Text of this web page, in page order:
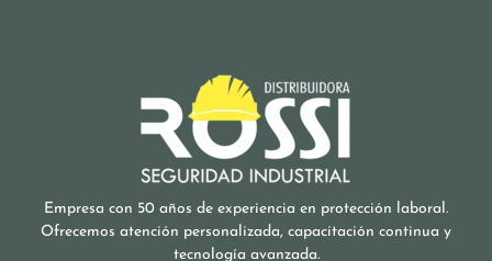
Empresa con 50 años de experiencia en protección laboral.
Ofrecemos atención personalizada, capacitación continua y
tecnología avanzada.